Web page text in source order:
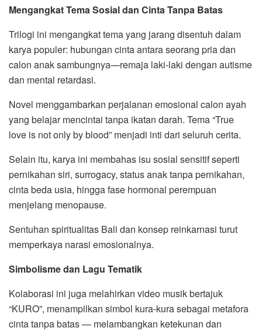
Mengangkat Tema Sosial dan Cinta Tanpa Batas
Trilogi ini mengangkat tema yang jarang disentuh dalam
karya populer: hubungan cinta antara seorang pria dan
calon anak sambungnya—remaja laki-laki dengan autisme
dan mental retardasi.
Novel menggambarkan perjalanan emosional calon ayah
yang belajar mencintai tanpa ikatan darah. Tema “True
love is not only by blood” menjadi inti dari seluruh cerita.
Selain itu, karya ini membahas isu sosial sensitif seperti
pernikahan siri, surrogacy, status anak tanpa pernikahan,
cinta beda usia, hingga fase hormonal perempuan
menjelang menopause.
Sentuhan spiritualitas Bali dan konsep reinkarnasi turut
memperkaya narasi emosionalnya.
Simbolisme dan Lagu Tematik
Kolaborasi ini juga melahirkan video musik bertajuk
“KURO”, menampilkan simbol kura-kura sebagai metafora
cinta tanpa batas — melambangkan ketekunan dan